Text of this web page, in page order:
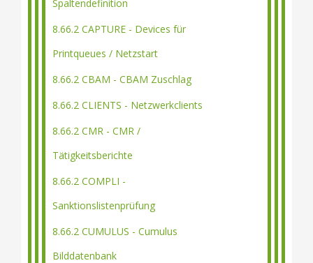
Spaltendefinition
8.66.2 CAPTURE - Devices für
Printqueues / Netzstart
8.66.2 CBAM - CBAM Zuschlag
8.66.2 CLIENTS - Netzwerkclients
8.66.2 CMR - CMR /
Tätigkeitsberichte
8.66.2 COMPLI -
Sanktionslistenprüfung
8.66.2 CUMULUS - Cumulus
Bilddatenbank